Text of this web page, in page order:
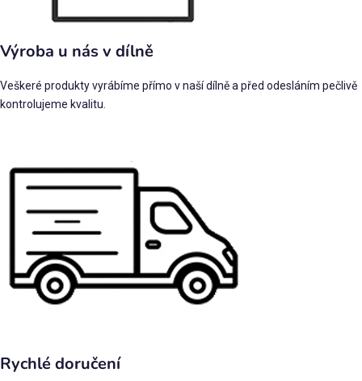
Výroba u nás v dílně
Veškeré produkty vyrábíme přímo v naší dílně a před odesláním pečlivě
kontrolujeme kvalitu.
Rychlé doručení